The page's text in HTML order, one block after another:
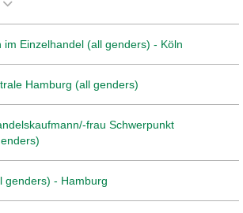
im Einzelhandel (all genders) - Köln
Hamburg (all genders)
frau Schwerpunkt
genders) - Hamburg